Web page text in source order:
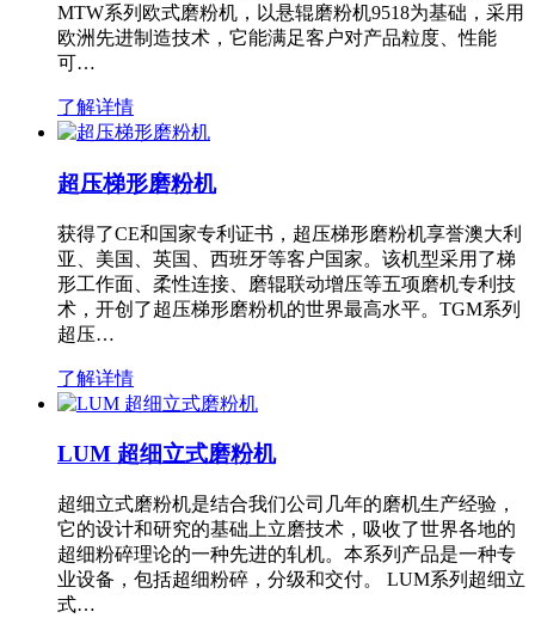
MTW系列欧式磨粉机，以悬辊磨粉机9518为基础，采用
欧洲先进制造技术，它能满足客户对产品粒度、性能
可…
了解详情
超压梯形磨粉机
获得了CE和国家专利证书，超压梯形磨粉机享誉澳大利
亚、美国、英国、西班牙等客户国家。该机型采用了梯
形工作面、柔性连接、磨辊联动增压等五项磨机专利技
术，开创了超压梯形磨粉机的世界最高水平。TGM系列
超压…
了解详情
LUM 超细立式磨粉机
超细立式磨粉机是结合我们公司几年的磨机生产经验，
它的设计和研究的基础上立磨技术，吸收了世界各地的
超细粉碎理论的一种先进的轧机。本系列产品是一种专
业设备，包括超细粉碎，分级和交付。 LUM系列超细立
式…